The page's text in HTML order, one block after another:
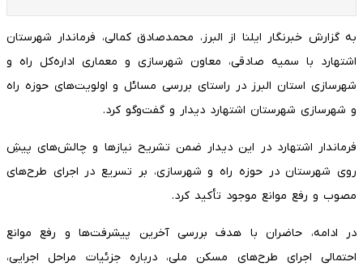
به گزارش خبرنگار ایلنا از البرز، محمدصادق کمالی، فرماندار شهرستان
اشتهارد با سمیه صادقی، معاون شهرسازی و معماری اداره‌کل راه و
شهرسازی استان البرز در راستای بررسی مسائل و اولویت‌های حوزه راه
و شهرسازی شهرستان اشتهارد دیدار و گفت‌وگو کرد.
فرماندار اشتهارد در این دیدار ضمن تشریح نیازها و چالش‌های پیشِ
روی شهرستان در حوزه راه و شهرسازی، بر تسریع در اجرای طرح‌های
مصوب و رفع موانع موجود تأکید کرد.
در ادامه، حاضران با هدف بررسی آخرین پیشرفت‌ها و رفع موانع
احتمالی اجرای طرح‌های مسکن ملی، درباره جزئیات مراحل اجرایی،